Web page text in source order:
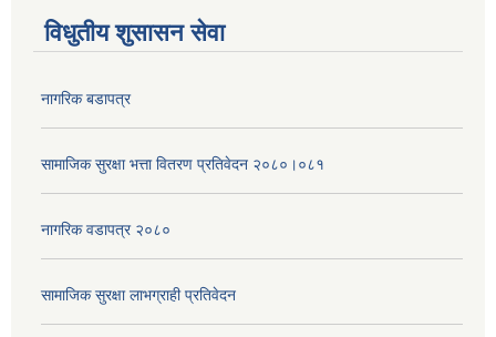
विधुतीय शुसासन सेवा
नागरिक बडापत्र
सामाजिक सुरक्षा भत्ता वितरण प्रतिवेदन २०८०।०८१
नागरिक वडापत्र २०८०
सामाजिक सुरक्षा लाभग्राही प्रतिवेदन